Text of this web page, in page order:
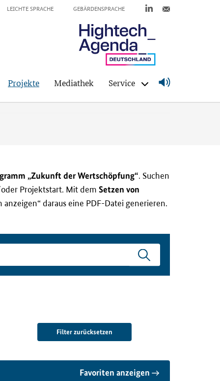
LEICHTE SPRACHE GEBÄRDENSPRACHE
Projekte Mediathek Service
„Zukunft der Wertschöpfung“. Suchen
Projektstart. Mit dem Setzen von
daraus eine PDF-Datei generieren.
Filter zurücksetzen
Favoriten anzeigen